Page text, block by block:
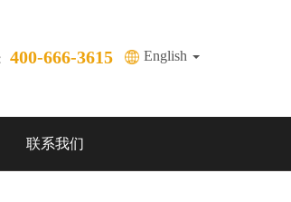
400-666-3615 English
联系我们